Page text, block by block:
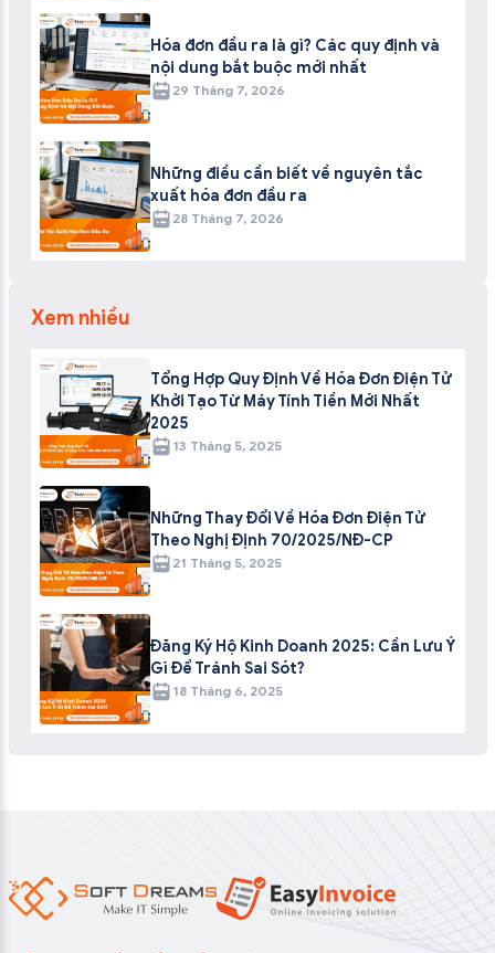
Hóa đơn đầu ra là gì? Các quy định và
nội dung bắt buộc mới nhất
29 Tháng 7, 2026
Những điều cần biết về nguyên tắc
xuất hóa đơn đầu ra
28 Tháng 7, 2026
Xem nhiều
Tổng Hợp Quy Định Về Hóa Đơn Điện Tử
Khởi Tạo Từ Máy Tính Tiền Mới Nhất
2025
13 Tháng 5, 2025
Những Thay Đổi Về Hóa Đơn Điện Tử
Theo Nghị Định 70/2025/NĐ-CP
21 Tháng 5, 2025
Đăng Ký Hộ Kinh Doanh 2025: Cần Lưu Ý
Gì Để Tránh Sai Sót?
18 Tháng 6, 2025